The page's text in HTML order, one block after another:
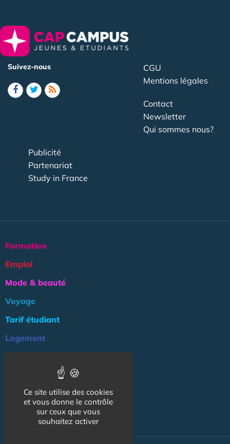
Suivez-nous
CGU
Mentions légales
Contact
Newsletter
Qui sommes nous?
Publicité
Partenariat
Study in France
Formation
Emploi
Mode & beauté
Voyage
Tarif étudiant
Logement
Association
NOS AUTRES SITES :
Ce site utilise des cookies
et vous donne le contrôle
sur ceux que vous
souhaitez activer